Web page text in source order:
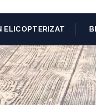
ELICOPTERIZAT